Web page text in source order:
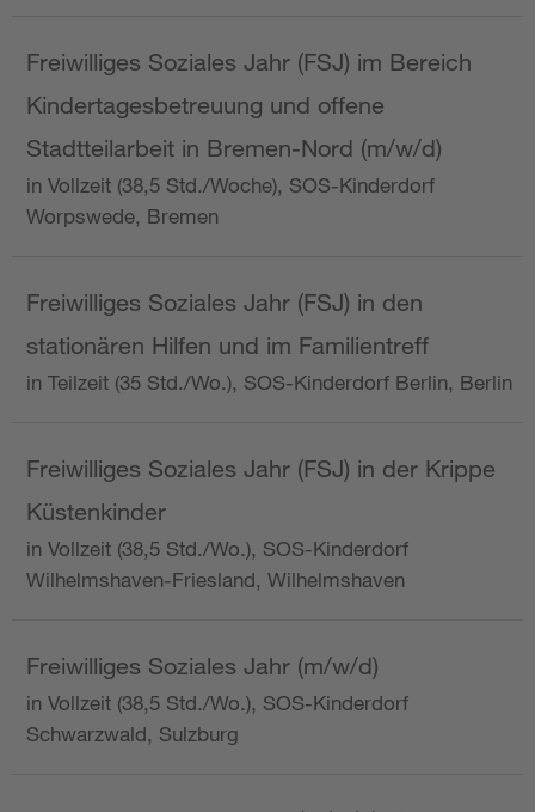
Freiwilliges Soziales Jahr (FSJ) im Bereich
Kindertagesbetreuung und offene
Stadtteilarbeit in Bremen-Nord (m/w/d)
in Vollzeit (38,5 Std./Woche), SOS-Kinderdorf
Worpswede, Bremen
Freiwilliges Soziales Jahr (FSJ) in den
stationären Hilfen und im Familientreff
in Teilzeit (35 Std./Wo.), SOS-Kinderdorf Berlin, Berlin
Freiwilliges Soziales Jahr (FSJ) in der Krippe
Küstenkinder
in Vollzeit (38,5 Std./Wo.), SOS-Kinderdorf
Wilhelmshaven-Friesland, Wilhelmshaven
Freiwilliges Soziales Jahr (m/w/d)
in Vollzeit (38,5 Std./Wo.), SOS-Kinderdorf
Schwarzwald, Sulzburg